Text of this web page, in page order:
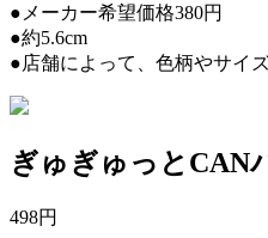
●メーカー希望価格380円
●約5.6cm
●店舗によって、色柄やサイ
ぎゅぎゅっとCAN
498円